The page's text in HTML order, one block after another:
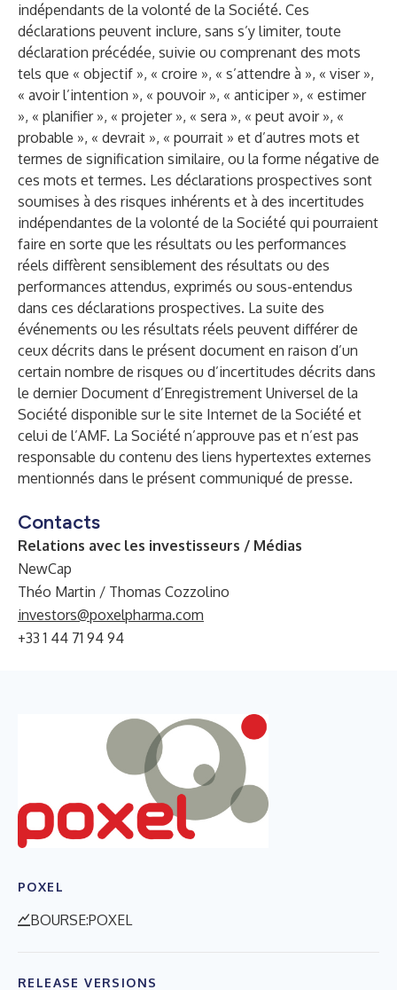
indépendants de la volonté de la Société. Ces
déclarations peuvent inclure, sans s’y limiter, toute
déclaration précédée, suivie ou comprenant des mots
tels que « objectif », « croire », « s’attendre à », « viser »,
« avoir l’intention », « pouvoir », « anticiper », « estimer
», « planifier », « projeter », « sera », « peut avoir », «
probable », « devrait », « pourrait » et d’autres mots et
termes de signification similaire, ou la forme négative de
ces mots et termes. Les déclarations prospectives sont
soumises à des risques inhérents et à des incertitudes
indépendantes de la volonté de la Société qui pourraient
faire en sorte que les résultats ou les performances
réels diffèrent sensiblement des résultats ou des
performances attendus, exprimés ou sous-entendus
dans ces déclarations prospectives. La suite des
événements ou les résultats réels peuvent différer de
ceux décrits dans le présent document en raison d’un
certain nombre de risques ou d’incertitudes décrits dans
le dernier Document d’Enregistrement Universel de la
Société disponible sur le site Internet de la Société et
celui de l’AMF. La Société n’approuve pas et n’est pas
responsable du contenu des liens hypertextes externes
mentionnés dans le présent communiqué de presse.
Contacts
Relations avec les investisseurs / Médias
NewCap
Théo Martin / Thomas Cozzolino
investors@poxelpharma.com
+33 1 44 71 94 94
POXEL
BOURSE:POXEL
RELEASE VERSIONS